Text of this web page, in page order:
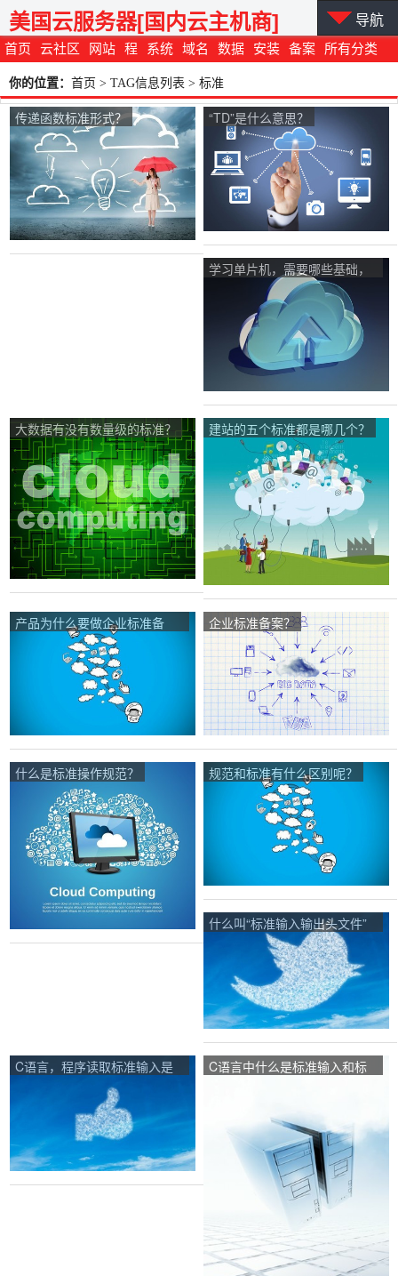
首页 云社区 网站 程 系统 域名 数据 安装 备案 所有分类
美国云服务器[国内云主机商] 导航
你的位置： 首页 > TAG信息列表 > 标准
传递函数标准形式？ “TD”是什么意思？
学习单片机，需要哪些基础，
入门都学哪些东西？
大数据有没有数量级的标准？ 建站的五个标准都是哪几个？
产品为什么要做企业标准备
案，怎么办理？
企业标准备案？
什么是标准操作规范？ 规范和标准有什么区别呢？
什么叫“标准输入输出头文件”
<stdio.h>？
C语言，程序读取标准输入是
C语言中什么是标准输入和标